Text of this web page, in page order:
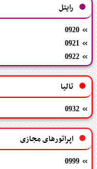
رایتل
0920
0921
0922
تالیا
0932
اپراتورهای مجازی
0999